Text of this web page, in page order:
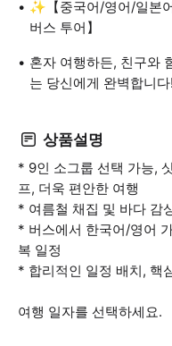
✨【중국어/영어/일본
버스 투어】
혼자 여행하든, 친구와
는 당신에게 완벽합니다!
상품설명
* 9인 소그룹 선택 가능,
프, 더욱 편안한 여행
* 여름철 채집 및 바다 감
* 버스에서 한국어/영어
복 일정
* 합리적인 일정 배치, 핵
여행 일자를 선택하세요.